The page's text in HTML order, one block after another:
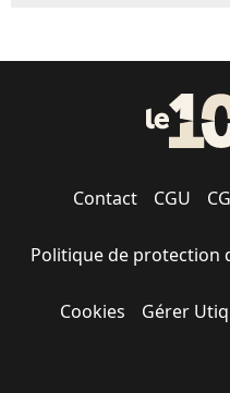
Contact CGU
Politique de protection
Cookies Gérer Utiq